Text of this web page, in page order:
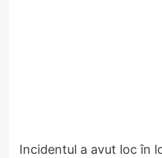
Incidentul a avut loc în